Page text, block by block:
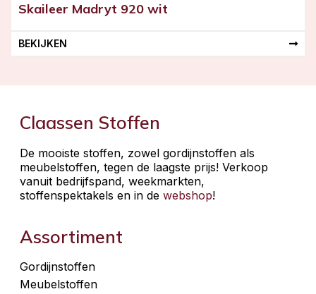
Skaileer Madryt 920 wit
BEKIJKEN
Claassen Stoffen
De mooiste stoffen, zowel gordijnstoffen als
meubelstoffen, tegen de laagste prijs! Verkoop
vanuit bedrijfspand, weekmarkten,
stoffenspektakels en in de webshop!
Assortiment
Gordijnstoffen
Meubelstoffen